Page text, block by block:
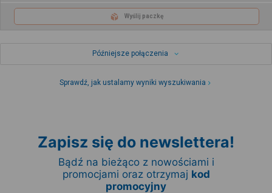
Wyślij paczkę
Późniejsze połączenia
Sprawdź, jak ustalamy wyniki wyszukiwania
Zapisz się do newslettera!
Bądź na bieżąco z nowościami i
promocjami oraz otrzymaj kod
promocyjny